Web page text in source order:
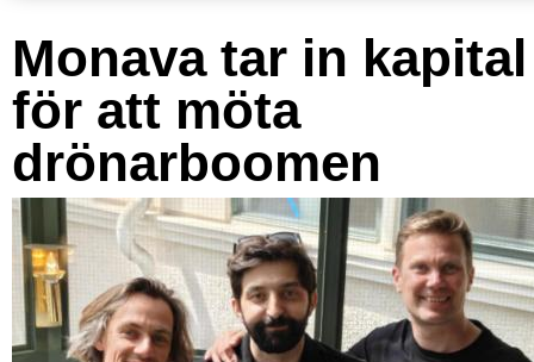
Monava tar in kapital
för att möta
drönarboomen